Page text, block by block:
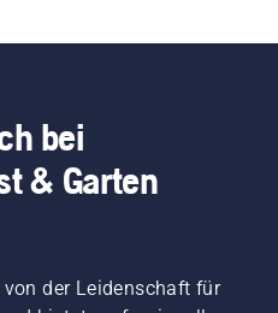
bei
& Garten
der Leidenschaft für